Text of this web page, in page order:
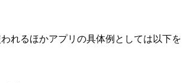
れるほかアプリの具体例としては以下を